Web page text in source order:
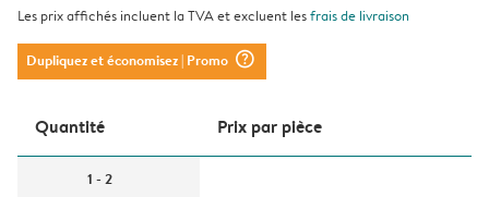
Les prix affichés incluent la TVA et excluent lesfrais de livraison
Dupliquez et économisez| Promo question_mark_circle
Quantité Prix ​​par pièce
1 - 2